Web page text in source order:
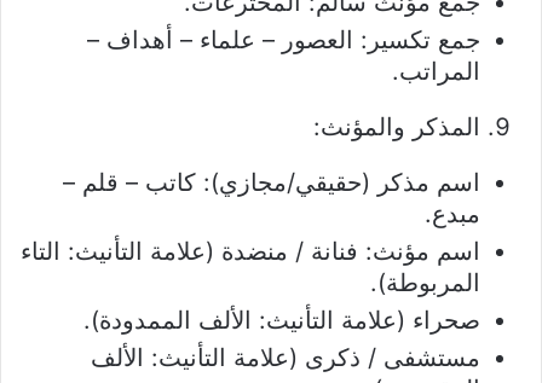
جمع تكسير: العصور – علماء – أهداف –
المراتب.
المذكر والمؤنث:
اسم مذكر (حقيقي/مجازي): كاتب – قلم –
مبدع.
اسم مؤنث: فنانة / منضدة (علامة التأنيث: التاء
المربوطة).
صحراء (علامة التأنيث: الألف الممدودة).
مستشفى / ذكرى (علامة التأنيث: الألف